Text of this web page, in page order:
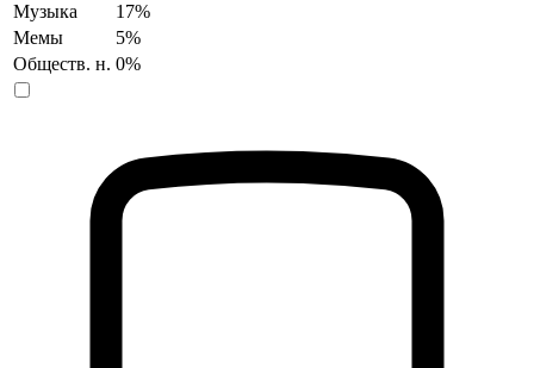
Музыка
17%
Мемы
5%
Обществ. н. 0%